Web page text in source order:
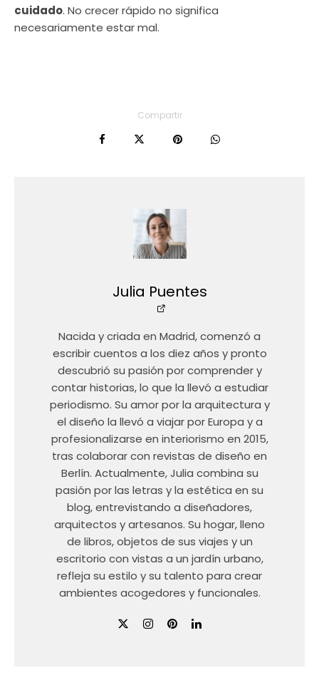
cuidado. No crecer rápido no significa
necesariamente estar mal.
Compartir
Julia Puentes
Nacida y criada en Madrid, comenzó a
escribir cuentos a los diez años y pronto
descubrió su pasión por comprender y
contar historias, lo que la llevó a estudiar
periodismo. Su amor por la arquitectura y
el diseño la llevó a viajar por Europa y a
profesionalizarse en interiorismo en 2015,
tras colaborar con revistas de diseño en
Berlín. Actualmente, Julia combina su
pasión por las letras y la estética en su
blog, entrevistando a diseñadores,
arquitectos y artesanos. Su hogar, lleno
de libros, objetos de sus viajes y un
escritorio con vistas a un jardín urbano,
refleja su estilo y su talento para crear
ambientes acogedores y funcionales.